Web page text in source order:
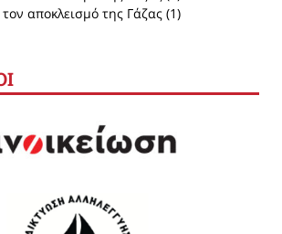
αποκλεισμό της Γάζας (1)